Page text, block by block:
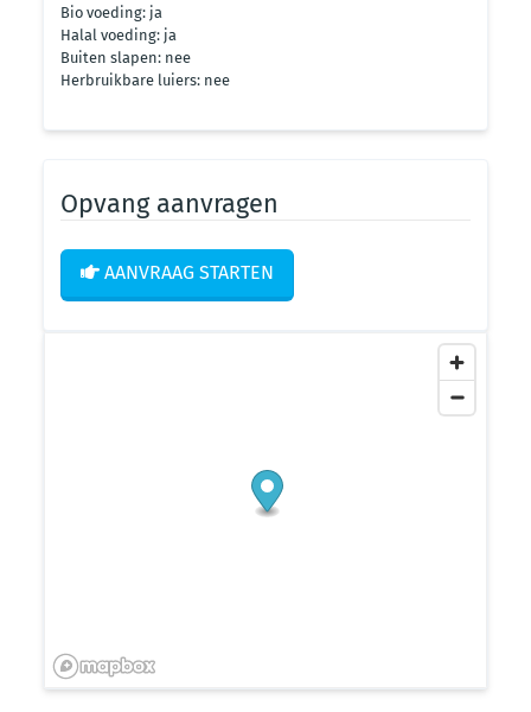
Bio voeding: ja
Halal voeding: ja
Buiten slapen: nee
Herbruikbare luiers: nee
Opvang aanvragen
AANVRAAG STARTEN